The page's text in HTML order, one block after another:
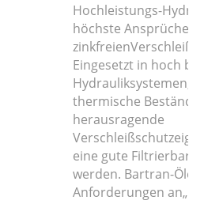
Hochleistungs-
höchste Ansprüche
Eingesetzt in hoch
Hydrauliksystemen,
thermische
herausragende
eine gute
werden. Bartran-Öle
Anforderungen